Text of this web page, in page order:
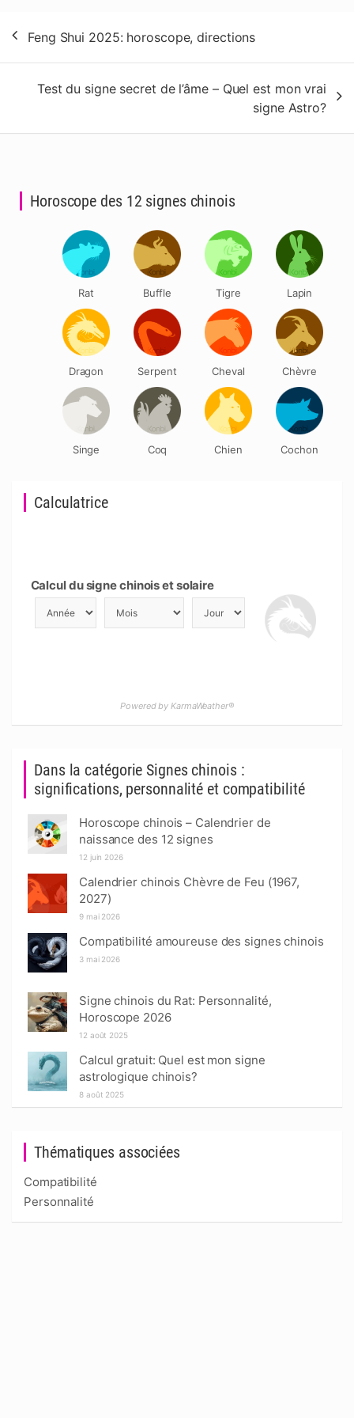
de
l’article
Feng Shui 2025: horoscope, directions
Test du signe secret de l’âme – Quel est mon vrai
signe Astro?
Thématiques associées
Compatibilité
Personnalité
Dans la catégorie Signes chinois :
significations, personnalité et compatibilité
Horoscope chinois – Calendrier de
naissance des 12 signes
12 juin 2026
Calendrier chinois Chèvre de Feu (1967,
2027)
9 mai 2026
Compatibilité amoureuse des signes chinois
3 mai 2026
Signe chinois du Rat: Personnalité,
Horoscope 2026
12 août 2025
Calcul gratuit: Quel est mon signe
astrologique chinois?
8 août 2025
Calculatrice
Calcul du signe chinois et solaire
Powered by KarmaWeather®
Horoscope des 12 signes chinois
Rat Buffle Tigre Lapin
Dragon Serpent Cheval Chèvre
Singe Coq Chien Cochon